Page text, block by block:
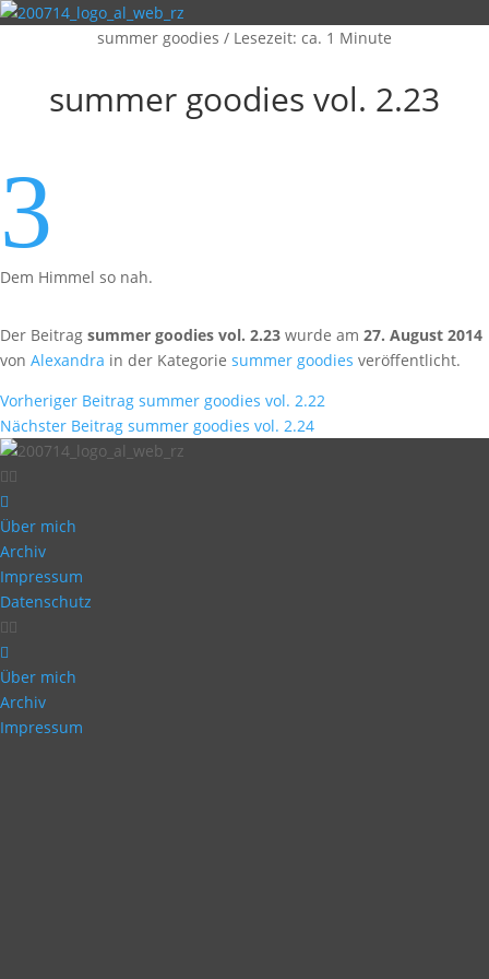
summer goodies / Lesezeit: ca. 1 Minute
summer goodies vol. 2.23
3
Dem Himmel so nah.
Der Beitrag summer goodies vol. 2.23 wurde am 27. August 2014
von Alexandra in der Kategorie summer goodies veröffentlicht.
Vorheriger Beitrag summer goodies vol. 2.22
Nächster Beitrag summer goodies vol. 2.24
Über mich
Archiv
Impressum
Datenschutz
Über mich
Archiv
Impressum